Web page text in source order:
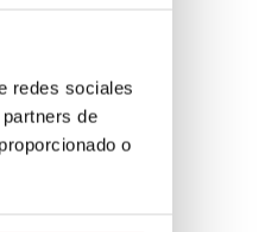
redes sociales
de
o